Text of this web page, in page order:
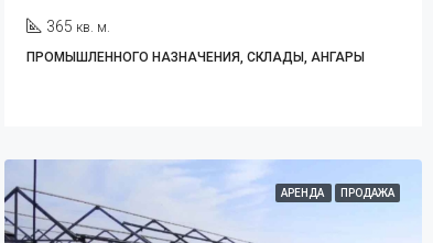
365 кв. м.
ПРОМЫШЛЕННОГО НАЗНАЧЕНИЯ, СКЛАДЫ, АНГАРЫ
АРЕНДА ПРОДАЖА